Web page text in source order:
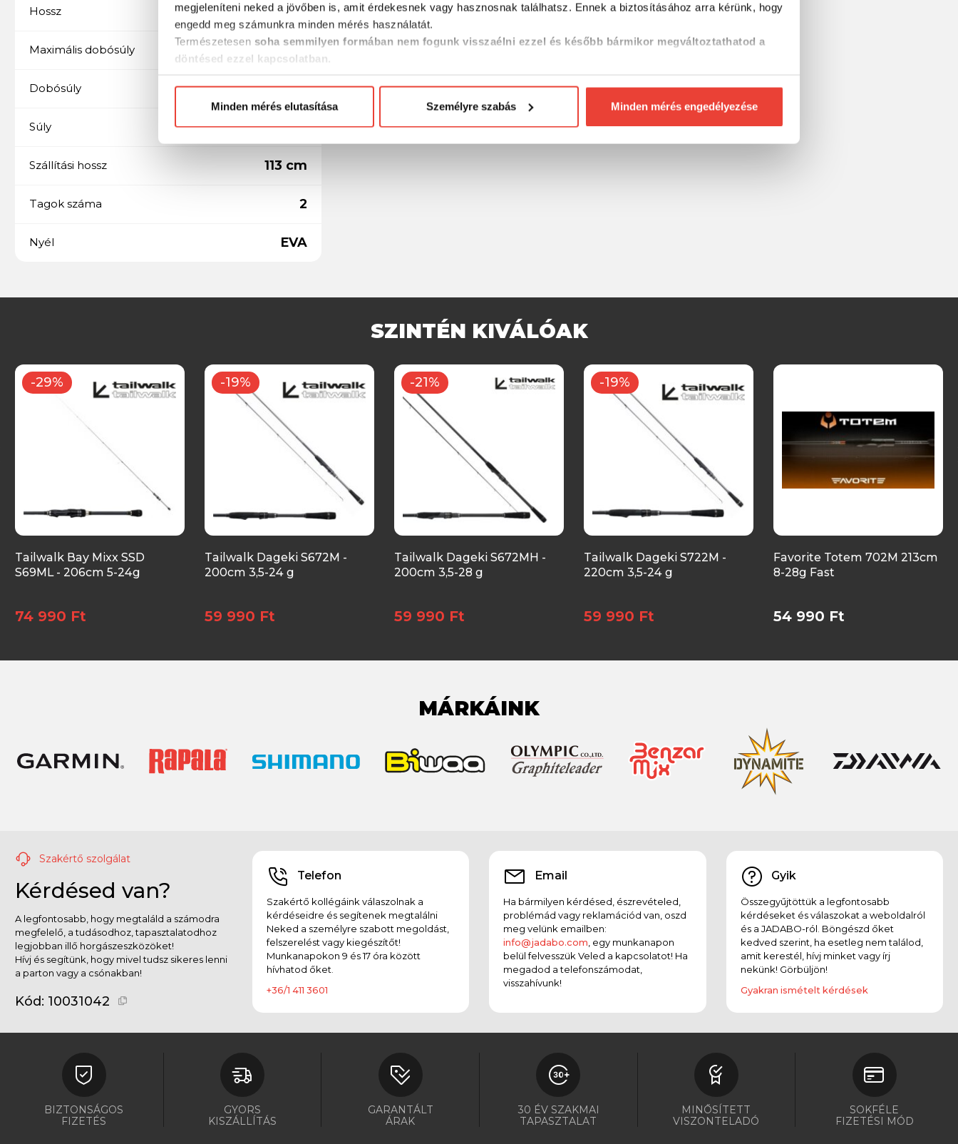
megjeleníteni neked a jövőben is, amit érdekesnek vagy hasznosnak találhatsz. Ennek a biztosításához arra kérünk, hogy
engedd meg számunkra minden mérés használatát.
Természetesen soha semmilyen formában nem fogunk visszaélni ezzel és később bármikor megváltoztathatod a
döntésed ezzel kapcsolatban.
Előre is köszönjük!
Minden mérés elutasítása Személyre szabás Minden mérés engedélyezése
Hossz 1,91m-2,19 m közötti
Maximális dobósúly 20 gr - 30 gr közötti
Dobósúly 25 g
Súly 78 g
Szállítási hossz 113 cm
Tagok száma 2
Nyél EVA
SZINTÉN KIVÁLÓAK
-29%
Tailwalk Bay Mixx SSD
S69ML - 206cm 5-24g
74 990 Ft
-19%
Tailwalk Dageki S672M -
200cm 3,5-24 g
59 990 Ft
-21%
Tailwalk Dageki S672MH -
200cm 3,5-28 g
59 990 Ft
-19%
Tailwalk Dageki S722M -
220cm 3,5-24 g
59 990 Ft
Favorite Totem 702M 213cm
8-28g Fast
54 990 Ft
MÁRKÁINK
Szakértő szolgálat
Kérdésed van?
A legfontosabb, hogy megtaláld a számodra
megfelelő, a tudásodhoz, tapasztalatodhoz
legjobban illő horgászeszközöket!
Hívj és segítünk, hogy mivel tudsz sikeres lenni
a parton vagy a csónakban!
Kód: 10031042
Telefon
Szakértő kollégáink válaszolnak a
kérdéseidre és segítenek megtalálni
Neked a személyre szabott megoldást,
felszerelést vagy kiegészítőt!
Munkanapokon 9 és 17 óra között
hívhatod őket.
+36/1 411 3601
Email
Ha bármilyen kérdésed, észrevételed,
problémád vagy reklamációd van, oszd
meg velünk emailben:
info@jadabo.com , egy munkanapon
belül felvesszük Veled a kapcsolatot! Ha
megadod a telefonszámodat,
visszahívunk!
Gyik
Összegyűjtöttük a legfontosabb
kérdéseket és válaszokat a weboldalról
és a JADABO-ról. Böngészd őket
kedved szerint, ha esetleg nem találod,
amit kerestél, hívj minket vagy írj
nekünk! Görbüljön!
Gyakran ismételt kérdések
BIZTONSÁGOS
FIZETÉS
GYORS
KISZÁLLÍTÁS
GARANTÁLT
ÁRAK
30 ÉV SZAKMAI
TAPASZTALAT
MINŐSÍTETT
VISZONTELADÓ
SOKFÉLE
FIZETÉSI MÓD